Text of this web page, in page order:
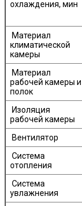
охлаждения, мин
Материал
климатической
камеры
Материал
рабочей камеры и
полок
Изоляция
рабочей камеры
Вентилятор
Система
отопления
Система
увлажнения